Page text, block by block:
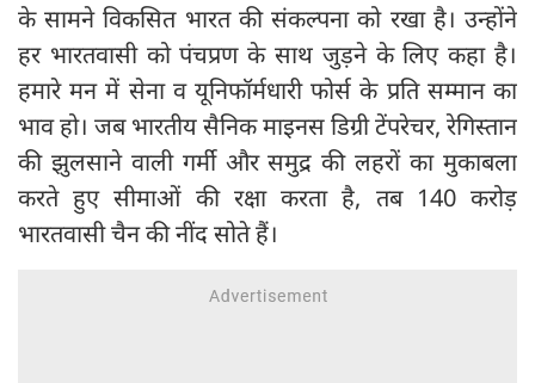
के सामने विकसित भारत की संकल्पना को रखा है। उन्होंने
हर भारतवासी को पंचप्रण के साथ जुड़ने के लिए कहा है।
हमारे मन में सेना व यूनिफॉर्मधारी फोर्स के प्रति सम्मान का
भाव हो। जब भारतीय सैनिक माइनस डिग्री टेंपरेचर, रेगिस्तान
की झुलसाने वाली गर्मी और समुद्र की लहरों का मुकाबला
करते हुए सीमाओं की रक्षा करता है, तब 140 करोड़
भारतवासी चैन की नींद सोते हैं।